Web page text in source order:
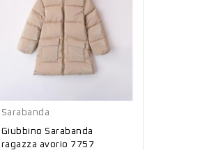
Sarabanda
Giubbino Sarabanda
ragazza avorio 7757